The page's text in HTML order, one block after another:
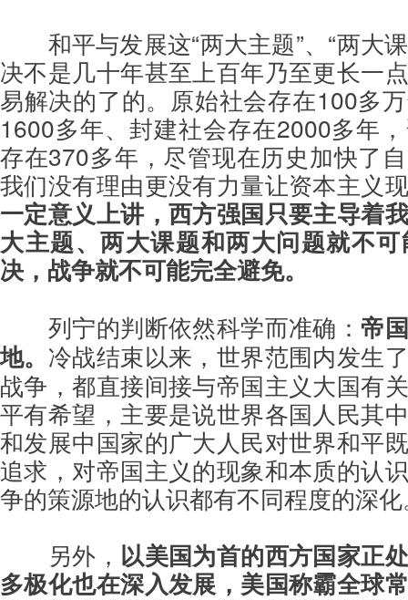
和平与发展这“两大主题”、“两大
决不是几十年甚至上百年乃至更长一
易解决的了的。原始社会存在100多
1600多年、封建社会存在2000多年
存在370多年，尽管现在历史加快了
我们没有理由更没有力量让资本主义
一定意义上讲，西方强国只要主导着
大主题、两大课题和两大问题就不
决，战争就不可能完全避免。
列宁的判断依然科学而准确： 帝
地。 冷战结束以来，世界范围内发生
战争，都直接间接与帝国主义大国有
平有希望，主要是说世界各国人民其
和发展中国家的广大人民对世界和平
追求，对帝国主义的现象和本质的认
争的策源地的认识都有不同程度的深
另外， 以美国为首的西方国家正
多极化也在深入发展，美国称霸全球